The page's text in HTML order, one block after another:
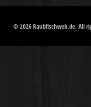
© 2026 Raubfischweb.de. All